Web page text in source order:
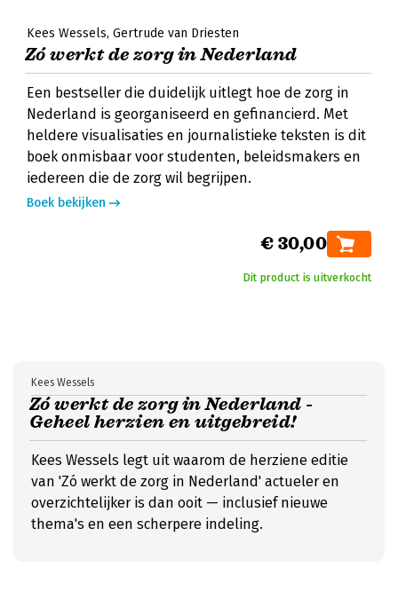
Kees Wessels Gertrude van Driesten
Zó werkt de zorg in Nederland
Een bestseller die duidelijk uitlegt hoe de zorg in
Nederland is georganiseerd en gefinancierd. Met
heldere visualisaties en journalistieke teksten is dit
boek onmisbaar voor studenten, beleidsmakers en
iedereen die de zorg wil begrijpen.
Boek bekijken
€ 30,00
Dit product is uitverkocht
Zó werkt de zorg in Nederland -
Geheel herzien en uitgebreid!
Kees Wessels
Kees Wessels legt uit waarom de herziene editie
van 'Zó werkt de zorg in Nederland' actueler en
overzichtelijker is dan ooit — inclusief nieuwe
thema's en een scherpere indeling.